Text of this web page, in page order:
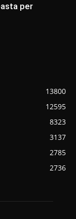
per
13800
12595
8323
3137
2785
2736